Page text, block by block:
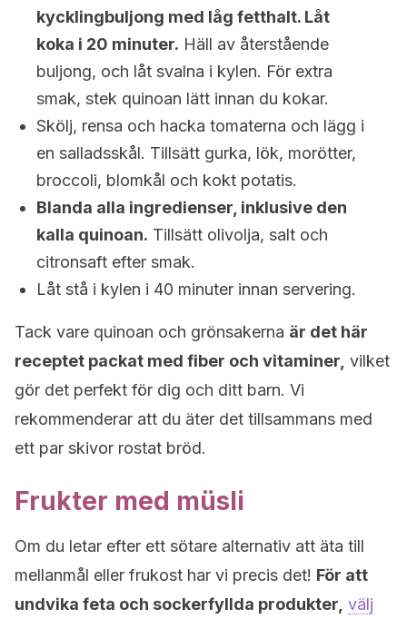
kycklingbuljong med låg fetthalt. Låt
koka i 20 minuter. Häll av återstående
buljong, och låt svalna i kylen. För extra
smak, stek quinoan lätt innan du kokar.
Skölj, rensa och hacka tomaterna och lägg i
en salladsskål. Tillsätt gurka, lök, morötter,
broccoli, blomkål och kokt potatis.
Blanda alla ingredienser, inklusive den
kalla quinoan. Tillsätt olivolja, salt och
citronsaft efter smak.
Låt stå i kylen i 40 minuter innan servering.
Tack vare quinoan och grönsakerna är det här
receptet packat med fiber och vitaminer, vilket
gör det perfekt för dig och ditt barn. Vi
rekommenderar att du äter det tillsammans med
ett par skivor rostat bröd.
Frukter med müsli
Om du letar efter ett sötare alternativ att äta till
mellanmål eller frukost har vi precis det! För att
undvika feta och sockerfyllda produkter, välj